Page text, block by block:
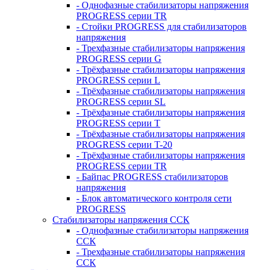
- Однофазные стабилизаторы напряжения
PROGRESS серии TR
- Стойки PROGRESS для стабилизаторов
напряжения
- Трехфазные стабилизаторы напряжения
PROGRESS серии G
- Трёхфазные стабилизаторы напряжения
PROGRESS серии L
- Трёхфазные стабилизаторы напряжения
PROGRESS серии SL
- Трёхфазные стабилизаторы напряжения
PROGRESS серии T
- Трёхфазные стабилизаторы напряжения
PROGRESS серии T-20
- Трёхфазные стабилизаторы напряжения
PROGRESS серии TR
- Байпас PROGRESS стабилизаторов
напряжения
- Блок автоматического контроля сети
PROGRESS
Стабилизаторы напряжения ССК
- Однофазные стабилизаторы напряжения
ССК
- Трехфазные стабилизаторы напряжения
ССК